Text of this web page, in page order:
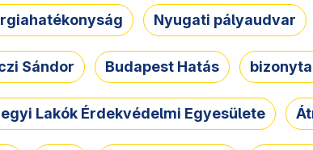
Nyugati pályaudvar
Sándor Budapest Hatás
Lakók Érdekvédelmi Egyesülete